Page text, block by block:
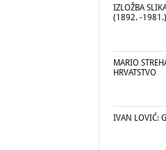
IZLOŽBA
(1892. -1981.)
MARIO
HRVATSTVO
IVAN LOVIĆ: